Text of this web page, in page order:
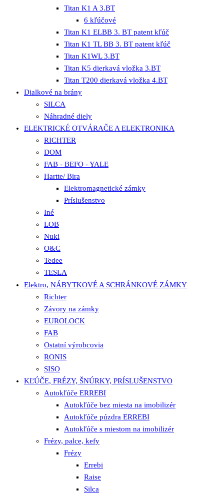
Titan K1 A 3.BT
6 kľúčové
Titan K1 ELBB 3. BT patent kľúč
Titan K1 TL BB 3. BT patent kľúč
Titan K1WL 3.BT
Titan K5 dierkavá vložka 3.BT
Titan T200 dierkavá vložka 4.BT
Dialkové na brány
SILCA
Náhradné diely
ELEKTRICKÉ OTVÁRAČE A ELEKTRONIKA
RICHTER
DOM
FAB - BEFO - YALE
Hartte/ Bira
Elektromagnetické zámky
Príslušenstvo
Iné
LOB
Nuki
O&C
Tedee
TESLA
Elektro, NÁBYTKOVÉ A SCHRÁNKOVÉ ZÁMKY
Richter
Závory na zámky
EUROLOCK
FAB
Ostatní výrobcovia
RONIS
SISO
KĽÚČE, FRÉZY, ŠNÚRKY, PRÍSLUŠENSTVO
Autokľúče ERREBI
Autokľúče bez miesta na imobilizér
Autokľúče púzdra ERREBI
Autokľúče s miestom na imobilizér
Frézy, palce, kefy
Frézy
Errebi
Raise
Silca